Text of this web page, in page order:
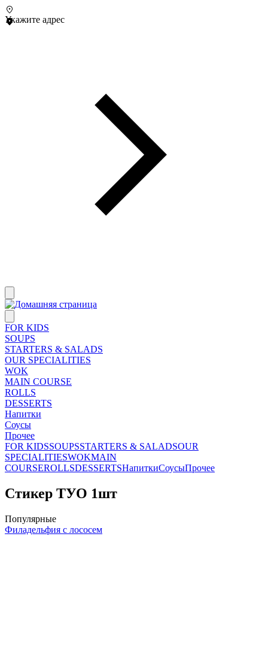
Укажите адрес
FOR KIDS
SOUPS
STARTERS & SALADS
OUR SPECIALITIES
WOK
MAIN COURSE
ROLLS
DESSERTS
Напитки
Соусы
Прочее
FOR KIDSSOUPSSTARTERS & SALADSOUR
SPECIALITIESWOKMAIN
COURSEROLLSDESSERTSНапиткиСоусыПрочее
Стикер ТУО 1шт
Популярные
Филадельфия с лососем